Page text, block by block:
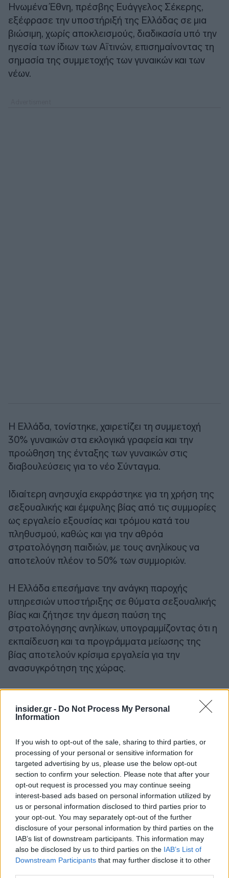
insider.gr - Do Not Process My Personal
Information
If you wish to opt-out of the sale, sharing to third parties, or
processing of your personal or sensitive information for
targeted advertising by us, please use the below opt-out
section to confirm your selection. Please note that after your
opt-out request is processed you may continue seeing
interest-based ads based on personal information utilized by
us or personal information disclosed to third parties prior to
your opt-out. You may separately opt-out of the further
disclosure of your personal information by third parties on the
IAB’s list of downstream participants. This information may
also be disclosed by us to third parties on the IAB’s List of
Downstream Participants that may further disclose it to other
Ηνωμένα Έθνη, πρέσβης Ευάγγελος Σέκερης,
εξέφρασε την υποστήριξή της Ελλάδας σε μια
βιώσιμη, χωρίς αποκλεισμούς, διαδικασία υπό την
ηγεσία των ίδιων των Αϊτινών, επισημαίνοντας τη
σημασία της συμμετοχής των γυναικών και των
νέων.
Η Ελλάδα, τονίστηκε, χαιρετίζει τη συμμετοχή
30% γυναικών στα εκλογικά γραφεία και την
προώθηση της ένταξης των γυναικών στις
διαβουλεύσεις για το νέο Σύνταγμα.
Ιδιαίτερη ανησυχία εκφράστηκε για τη χρήση της
σεξουαλικής και έμφυλης βίας από τις συμμορίες
ως εργαλείο εξουσίας και τρόμου κατά του
πληθυσμού, καθώς και για την αθρόα
στρατολόγηση παιδιών, με τους ανηλίκους να
αποτελούν πλέον το 50% των συμμοριών.
Η Ελλάδα επεσήμανε την ανάγκη παροχής
υπηρεσιών υποστήριξης σε θύματα σεξουαλικής
βίας και ζήτησε την άμεση παύση της
στρατολόγησης ανηλίκων, υπογραμμίζοντας ότι η
εκπαίδευση και τα προγράμματα μείωσης της
βίας αποτελούν κρίσιμα εργαλεία για την
ανασυγκρότηση της χώρας.